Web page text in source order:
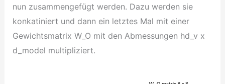
nun zusammengefügt werden. Dazu werden sie
konkatiniert und dann ein letztes Mal mit einer
Gewichtsmatrix W_O mit den Abmessungen hd_v x
d_model multipliziert.